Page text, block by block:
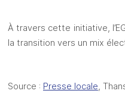
À travers cette initiative,
la transition vers un mix
Source : Presse locale,